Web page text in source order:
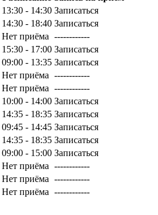
13:30 - 14:30 Записаться
14:30 - 18:40 Записаться
Нет приёма ------------
15:30 - 17:00 Записаться
09:00 - 13:35 Записаться
Нет приёма ------------
Нет приёма ------------
10:00 - 14:00 Записаться
14:35 - 18:35 Записаться
09:45 - 14:45 Записаться
14:35 - 18:35 Записаться
09:00 - 15:00 Записаться
Нет приёма ------------
Нет приёма ------------
Нет приёма ------------